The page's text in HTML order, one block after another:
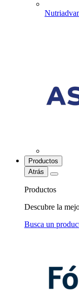
Productos
Atrás
Productos
Descubre la
Busca un